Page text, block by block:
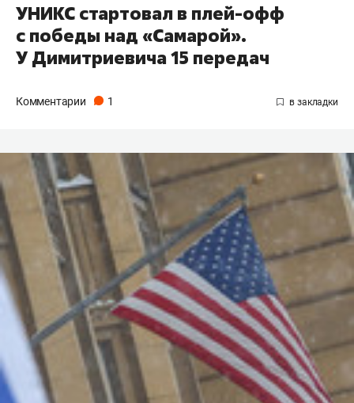
УНИКС стартовал в плей-офф
с победы над «Самарой».
У Димитриевича 15 передач
Комментарии 1